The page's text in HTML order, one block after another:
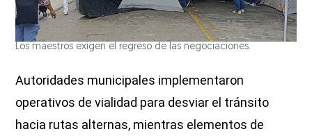
Los maestros exigen el regreso de las negociaciones.
Autoridades municipales implementaron
operativos de vialidad para desviar el tránsito
hacia rutas alternas, mientras elementos de